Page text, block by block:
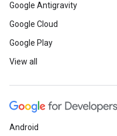
Google Antigravity
Google Cloud
Google Play
View all
Android